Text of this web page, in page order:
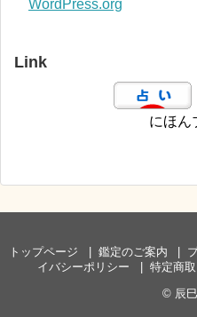
WordPress.org
Link
にほん
トップページ 鑑定のご案内
イバシーポリシー
特定商
© 辰